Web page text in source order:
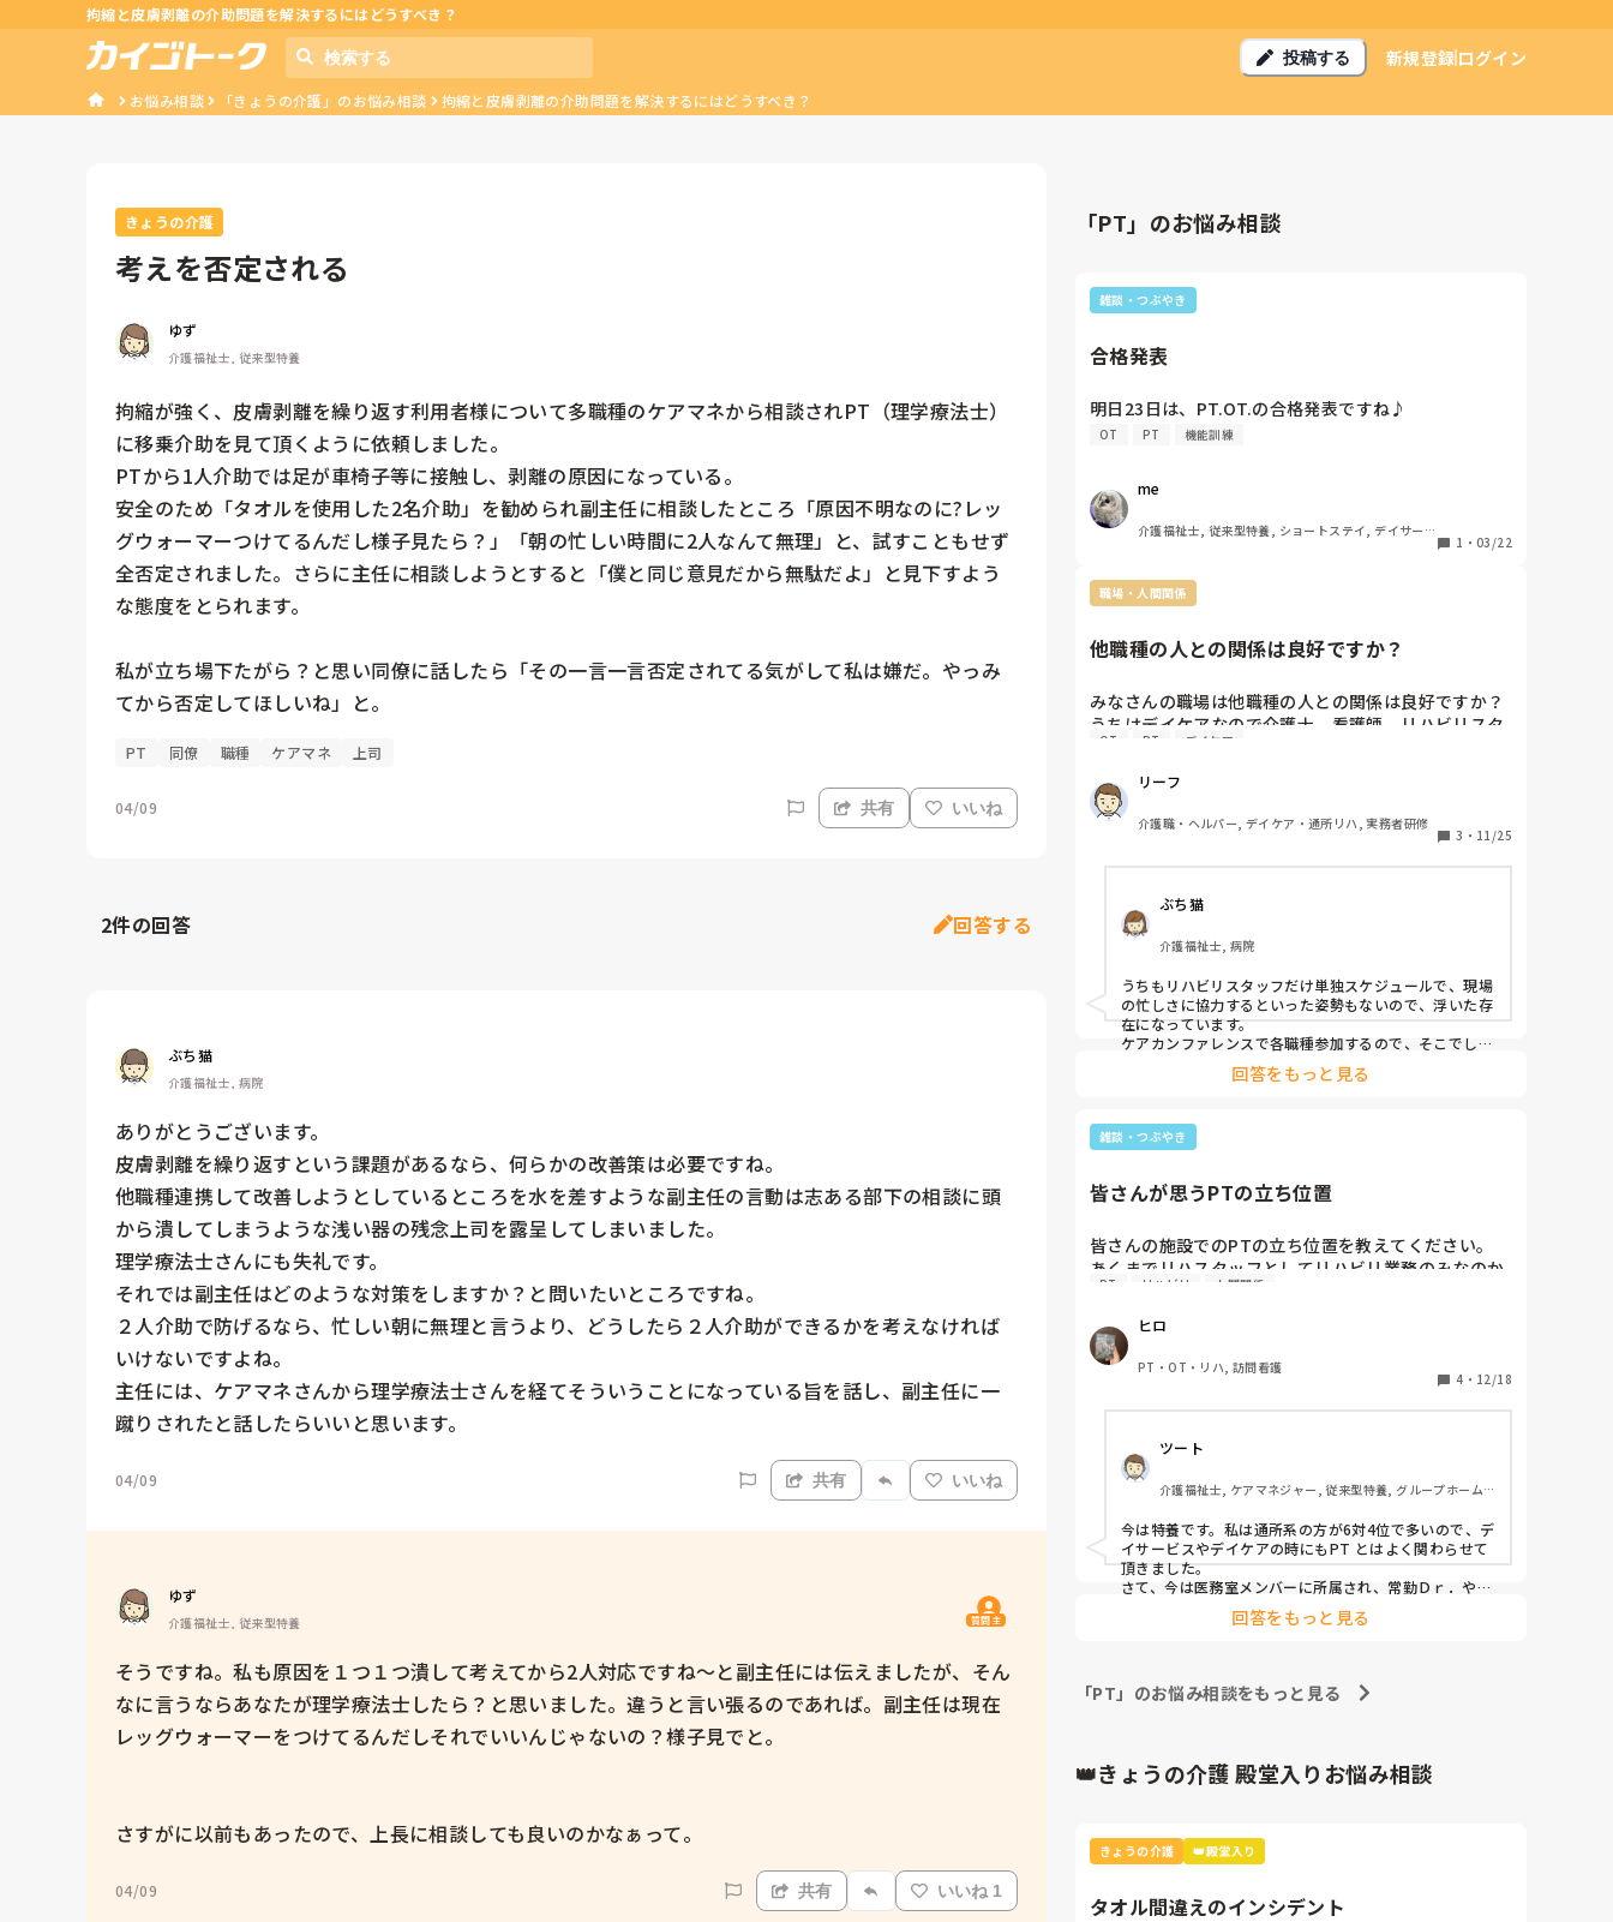
拘縮と皮膚剥離の介助問題を解決するにはどうすべき？
投稿する 新規登録ログイン
お悩み相談 「きょうの介護」のお悩み相談 拘縮と皮膚剥離の介助問題を解決するにはどうすべき？
きょうの介護
考えを否定される
ゆず
介護福祉士, 従来型特養
拘縮が強く、皮膚剥離を繰り返す利用者様について多職種のケアマネから相談されPT（理学療法士）
に移乗介助を見て頂くように依頼しました。
​PTから1人介助では足が車椅子等に接触し、剥離の原因になっている。
​安全のため「タオルを使用した2名介助」を勧められ副主任に相談したところ「原因不明なのに?レッ
グウォーマーつけてるんだし様子見たら？」「朝の忙しい時間に2人なんて無理」と、試すこともせず
全否定されました。さらに主任に相談しようとすると「僕と同じ意見だから無駄だよ」と見下すよう
な態度をとられます。
私が立ち場下たがら？と思い同僚に話したら「その一言一言否定されてる気がして私は嫌だ。やっみ
てから否定してほしいね」と。
PT 同僚 職種 ケアマネ 上司
04/09 共有 いいね
2件の回答 回答する
ぶち猫
介護福祉士, 病院
ありがとうございます。
皮膚剥離を繰り返すという課題があるなら、何らかの改善策は必要ですね。
他職種連携して改善しようとしているところを水を差すような副主任の言動は志ある部下の相談に頭
から潰してしまうような浅い器の残念上司を露呈してしまいました。
理学療法士さんにも失礼です。
それでは副主任はどのような対策をしますか？と問いたいところですね。
２人介助で防げるなら、忙しい朝に無理と言うより、どうしたら２人介助ができるかを考えなければ
いけないですよね。
主任には、ケアマネさんから理学療法士さんを経てそういうことになっている旨を話し、副主任に一
蹴りされたと話したらいいと思います。
04/09 共有 いいね
ゆず
介護福祉士, 従来型特養 質問主
そうですね。私も原因を１つ１つ潰して考えてから2人対応ですね〜と副主任には伝えましたが、そん
なに言うならあなたが理学療法士したら？と思いました。違うと言い張るのであれば。副主任は現在
レッグウォーマーをつけてるんだしそれでいいんじゃないの？様子見でと。
さすがに以前もあったので、上長に相談しても良いのかなぁって。
04/09 共有 いいね 1
「PT」のお悩み相談
雑談・つぶやき
合格発表
明日23日は、PT.OT.の合格発表ですね♪
OT PT 機能訓練
me
介護福祉士, 従来型特養, ショートステイ, デイサービ
1 ・ 03/22
職場・人間関係
他職種の人との関係は良好ですか？
みなさんの職場は他職種の人との関係は良好ですか？
うちはデイケアなので介護士、看護師、リハビリスタ
ッフ（PT、OT、健康運動指導士など）がいるのです
だとかで介護士とリハビリスタッフの連携が微妙で
す。
OT PT デイケア
リーフ
介護職・ヘルパー, デイケア・通所リハ, 実務者研修
3 ・ 11/25
ぶち猫
介護福祉士, 病院
うちもリハビリスタッフだけ単独スケジュールで、現場
の忙しさに協力するといった姿勢もないので、浮いた存
在になっています。
ケアカンファレンスで各職種参加するので、そこでしか
接触しないとはいえ、現場の声は聞いているはず。
また、リハビリサイドの計画を実施する上で、具体的に
れている感じです。
どうも、リハビリの先生と呼ばれがちですが、先生では
回答をもっと見る
雑談・つぶやき
皆さんが思うPTの立ち位置
皆さんの施設でのPTの立ち位置を教えてください。
あくまでリハスタッフとしてリハビリ業務のみなのか
施設の中枢を担うぐらい何にでも関与されているかな
今後の活動して参考にさせていただければと思いま
す。
気軽にお願いします！
PT リハビリ 人間関係
ヒロ
PT・OT・リハ, 訪問看護
4 ・ 12/18
ツート
介護福祉士, ケアマネジャー, 従来型特養, グループホーム,
今は特養です。私は通所系の方が6対4位で多いので、デ
イサービスやデイケアの時にもPT とはよく関わらせて
頂きました。
さて、今は医務室メンバーに所属され、常勤Ｄｒ．や看
護師と情報共有をして、アドバイスや注意を的確にして
もらっています。新規受け入れの安全環境設定、普段の
タルの事を報告したり、転倒には気をつけるも動ける方
は完全に安全は難しい事を説明されたり、集団レクリハ
メントの必要のある私（施設ケアマネですが）にとっ
て、かなり助かり、ご家族様へも信頼が凄いです。また
回答をもっと見る
「PT」のお悩み相談をもっと見る
👑きょうの介護 殿堂入りお悩み相談
きょうの介護 👑殿堂入り
タオル間違えのインシデント